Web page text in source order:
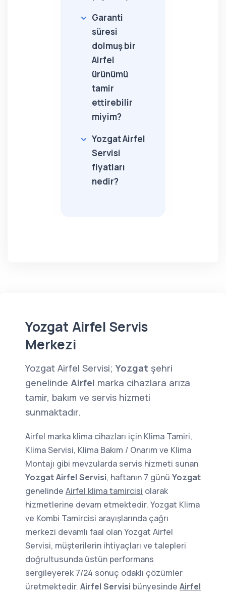
Garanti
süresi
dolmuş bir
Airfel
ürünümü
tamir
ettirebilir
miyim?
Yozgat Airfel
Servisi
fiyatları
nedir?
Yozgat Airfel Servis
Merkezi
Yozgat Airfel Servisi; Yozgat şehri
genelinde Airfel marka cihazlara arıza
tamir, bakım ve servis hizmeti
sunmaktadır.
Airfel marka klima cihazları için Klima Tamiri,
Klima Servisi, Klima Bakım / Onarım ve Klima
Montajı gibi mevzularda servis hizmeti sunan
Yozgat Airfel Servisi, haftanın 7 günü Yozgat
genelinde Airfel klima tamircisi olarak
hizmetlerine devam etmektedir. Yozgat Klima
ve Kombi Tamircisi arayışlarında çağrı
merkezi devamlı faal olan Yozgat Airfel
Servisi, müşterilerin ihtiyaçları ve talepleri
doğrultusunda üstün performans
sergileyerek 7/24 sonuç odaklı çözümler
üretmektedir. Airfel Servisi bünyesinde Airfel